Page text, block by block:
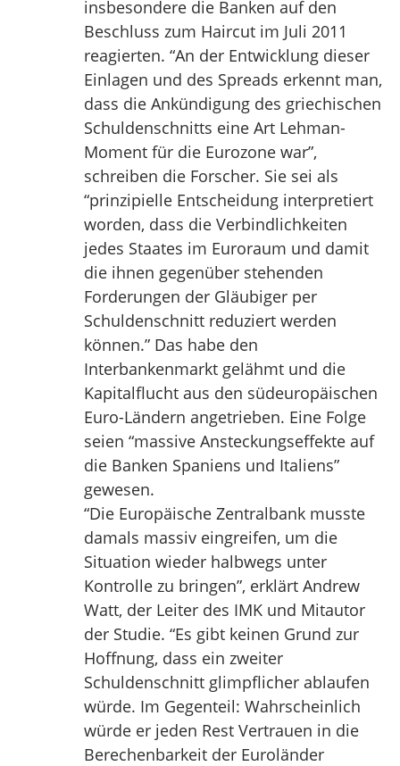
insbesondere die Banken auf den
Beschluss zum Haircut im Juli 2011
reagierten. “An der Entwicklung dieser
Einlagen und des Spreads erkennt man,
dass die Ankündigung des griechischen
Schuldenschnitts eine Art Lehman-
Moment für die Eurozone war”,
schreiben die Forscher. Sie sei als
“prinzipielle Entscheidung interpretiert
worden, dass die Verbindlichkeiten
jedes Staates im Euroraum und damit
die ihnen gegenüber stehenden
Forderungen der Gläubiger per
Schuldenschnitt reduziert werden
können.” Das habe den
Interbankenmarkt gelähmt und die
Kapitalflucht aus den südeuropäischen
Euro-Ländern angetrieben. Eine Folge
seien “massive Ansteckungseffekte auf
die Banken Spaniens und Italiens”
gewesen.
“Die Europäische Zentralbank musste
damals massiv eingreifen, um die
Situation wieder halbwegs unter
Kontrolle zu bringen”, erklärt Andrew
Watt, der Leiter des IMK und Mitautor
der Studie. “Es gibt keinen Grund zur
Hoffnung, dass ein zweiter
Schuldenschnitt glimpflicher ablaufen
würde. Im Gegenteil: Wahrscheinlich
würde er jeden Rest Vertrauen in die
Berechenbarkeit der Euroländer